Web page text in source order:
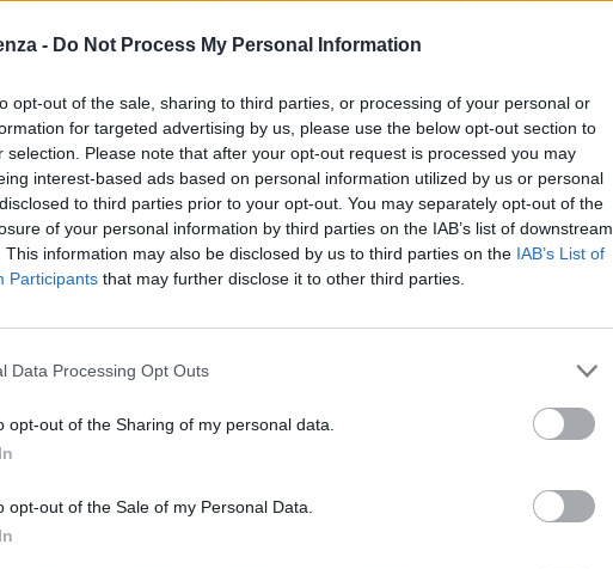
- Do Not Process My Personal Information
opt-out of the sale, sharing to third parties, or processing of your personal or
for targeted advertising by us, please use the below opt-out section to
selection. Please note that after your opt-out request is processed you may
interest-based ads based on personal information utilized by us or personal
to third parties prior to your opt-out. You may separately opt-out of the
of your personal information by third parties on the IAB’s list of downstream
This information may also be disclosed by us to third parties on the IAB’s List of
Participants that may further disclose it to other third parties.
Data Processing Opt Outs
opt-out of the Sharing of my personal data.
opt-out of the Sale of my Personal Data.
- Advertisement -
il presidente del Paese sudamericano, Nicolas
un cambio di governo in Venezuela e ottenere
la campagna di pressione iniziata con un
ad agosto.